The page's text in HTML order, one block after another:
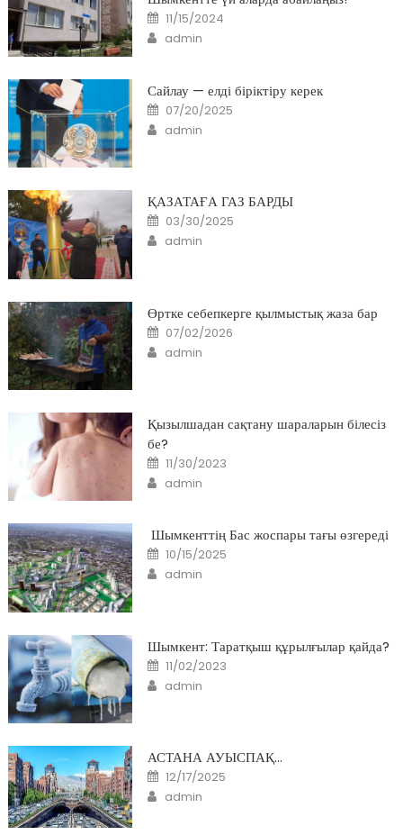
Posted
on
11/15/2024
Author
admin
Сайлау — елді біріктіру керек
Posted
on
07/20/2025
Author
admin
ҚАЗАТАҒА ГАЗ БАРДЫ
Posted
on
03/30/2025
Author
admin
Өртке себепкерге қылмыстық жаза бар
Posted
on
07/02/2026
Author
admin
Қызылшадан сақтану шараларын білесіз
бе?
Posted
on
11/30/2023
Author
admin
Шымкенттің Бас жоспары тағы өзгереді
Posted
on
10/15/2025
Author
admin
Шымкент: Таратқыш құрылғылар қайда?
Posted
on
11/02/2023
Author
admin
АСТАНА АУЫСПАҚ…
Posted
on
12/17/2025
Author
admin